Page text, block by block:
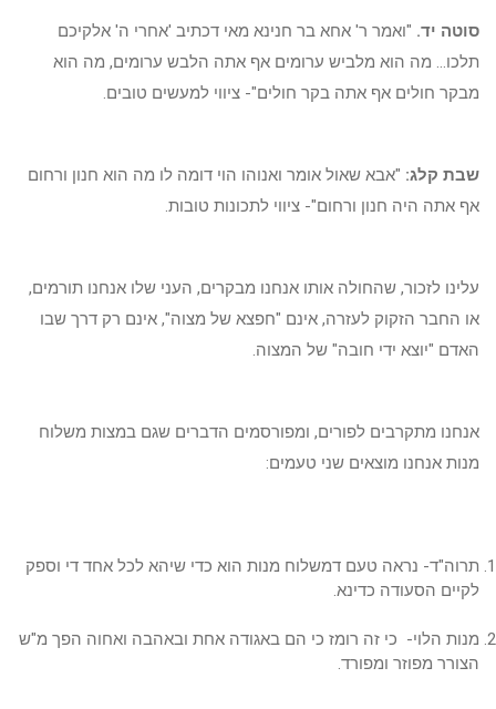
סוטה יד. "ואמר ר' אחא בר חנינא מאי דכתיב 'אחרי ה' אלקיכם
תלכו... מה הוא מלביש ערומים אף אתה הלבש ערומים, מה הוא
מבקר חולים אף אתה בקר חולים"- ציווי למעשים טובים.
שבת קלג: "אבא שאול אומר ואנוהו הוי דומה לו מה הוא חנון ורחום
אף אתה היה חנון ורחום"- ציווי לתכונות טובות.
עלינו לזכור, שהחולה אותו אנחנו מבקרים, העני שלו אנחנו תורמים,
או החבר הזקוק לעזרה, אינם "חפצא של מצוה", אינם רק דרך שבו
האדם "יוצא ידי חובה" של המצוה.
אנחנו מתקרבים לפורים, ומפורסמים הדברים שגם במצות משלוח
מנות אנחנו מוצאים שני טעמים:
תרוה"ד- נראה טעם דמשלוח מנות הוא כדי שיהא לכל אחד די וספק
לקיים הסעודה כדינא.
מנות הלוי- כי זה רומז כי הם באגודה אחת ובאהבה ואחוה הפך מ"ש
הצורר מפוזר ומפורד.